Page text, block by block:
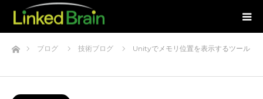
ホームブログ 技術ブログ Unityでメモリ位置を表示するツール